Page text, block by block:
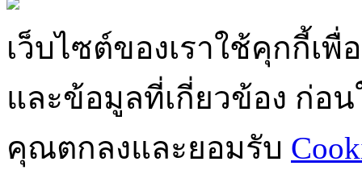
เว็บไซต์ของเราใช้คุกกี้เ
และข้อมูลที่เกี่ยวข้อง ก่อน
คุณตกลงและยอมรับ